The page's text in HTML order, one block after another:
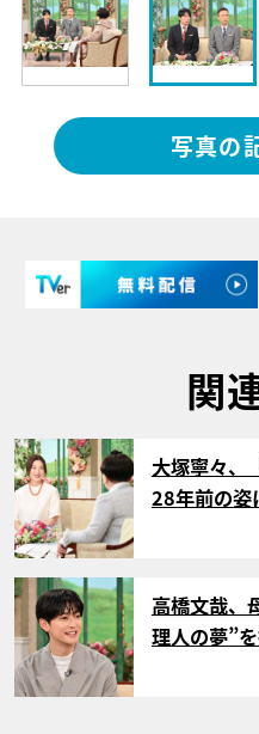
写真の
関
サムネイル
大塚寧々、
28年前の
サムネイル
高橋文哉、
理人の夢”